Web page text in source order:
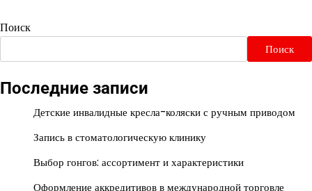
Поиск
Поиск
Последние записи
Детские инвалидные кресла-коляски с ручным приводом
Запись в стоматологическую клинику
Выбор гонгов: ассортимент и характеристики
Оформление аккредитивов в международной торговле